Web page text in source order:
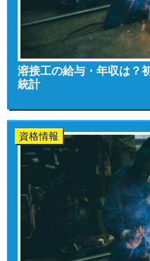
溶接工の給与・年収は？
統計
資格情報